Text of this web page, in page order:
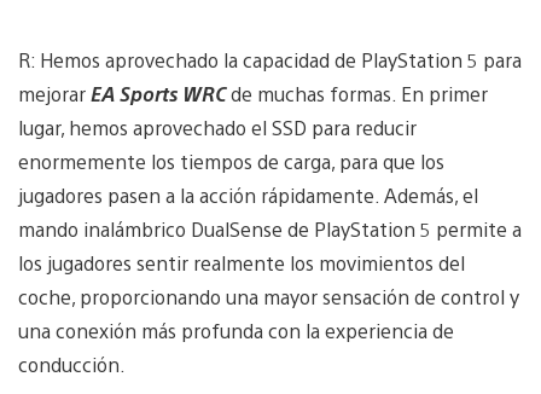
R: Hemos aprovechado la capacidad de PlayStation 5 para
mejorarEA Sports WRCde muchas formas. En primer
lugar, hemos aprovechado el SSD para reducir
enormemente los tiempos de carga, para que los
jugadores pasen a la acción rápidamente. Además, el
mando inalámbrico DualSense de PlayStation 5 permite a
los jugadores sentir realmente los movimientos del
coche, proporcionando una mayor sensación de control y
una conexión más profunda con la experiencia de
conducción.